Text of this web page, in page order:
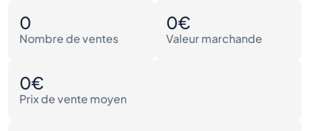
0
Nombre de ventes
0€
Valeur marchande
0€
Prix de vente moyen